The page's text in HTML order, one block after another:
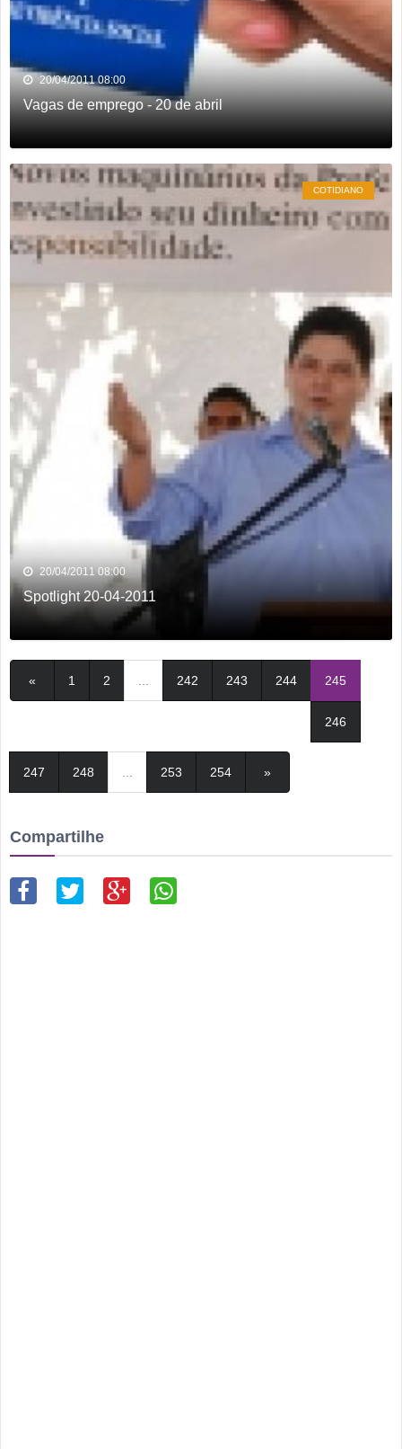
20/04/2011 08:00
Vagas de emprego - 20 de abril
COTIDIANO
20/04/2011 08:00
Spotlight 20-04-2011
« 1 2 242 243 244 245
246
247 248 253 254 »
Compartilhe